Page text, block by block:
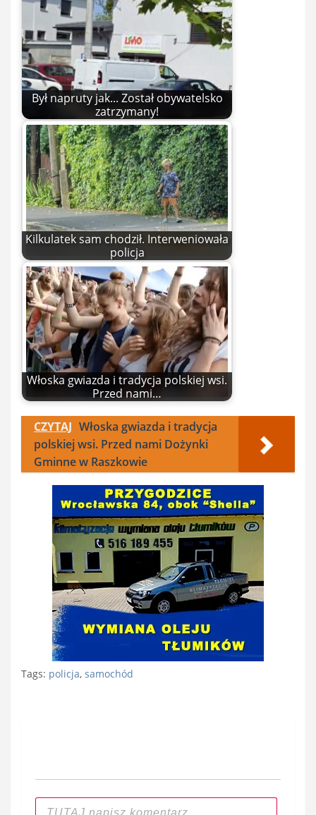
Był napruty jak... Został obywatelsko
zatrzymany!
Kilkulatek sam chodził. Interweniowała
policja
Włoska gwiazda i tradycja polskiej wsi.
Przed nami…
CZYTAJ Włoska gwiazda i tradycja
polskiej wsi. Przed nami Dożynki
Gminne w Raszkowie
Tags: policja, samochód